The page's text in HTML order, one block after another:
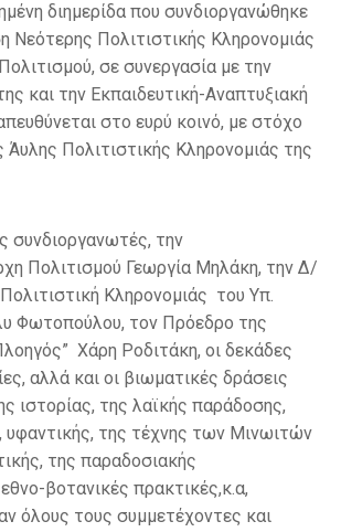
διημερίδα που συνδιοργανώθηκε
Νεότερης Πολιτιστικής Κληρονομιάς
σε συνεργασία με την
και την Εκπαιδευτική-Αναπτυξιακή
στο ευρύ κοινό, με στόχο
Άυλης Πολιτιστικής Κληρονομιάς της
συνδιοργανωτές, την
Πολιτισμού Γεωργία Μηλάκη, την Δ/
Κληρονομιάς του Υπ.
Φωτοπούλου, τον Πρόεδρο της
Χάρη Ροδιτάκη, οι δεκάδες
αλλά και οι βιωματικές δράσεις
ιστορίας, της λαϊκής παράδοσης,
υφαντικής, της τέχνης των Μινωιτών
της παραδοσιακής
βοτανικές πρακτικές,κ.α,
όλους τους συμμετέχοντες και